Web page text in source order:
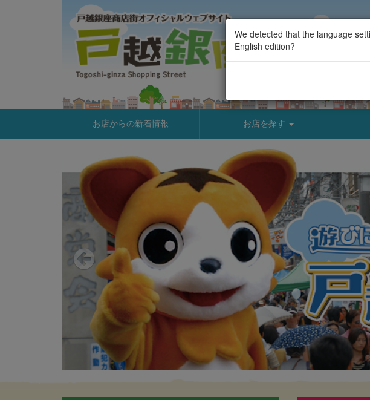
お店からの新着情報 お店を探す
We detected that the language
English edition?